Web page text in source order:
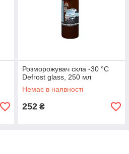
Розморожувач скла -30 °С
Defrost glass, 250 мл
Немає в наявності
252 ₴